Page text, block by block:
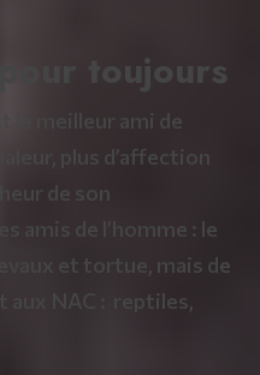
pour toujours
le meilleur ami de
plus d’affection
de son
amis de l’homme : le
et tortue, mais de
aux NAC : reptiles,